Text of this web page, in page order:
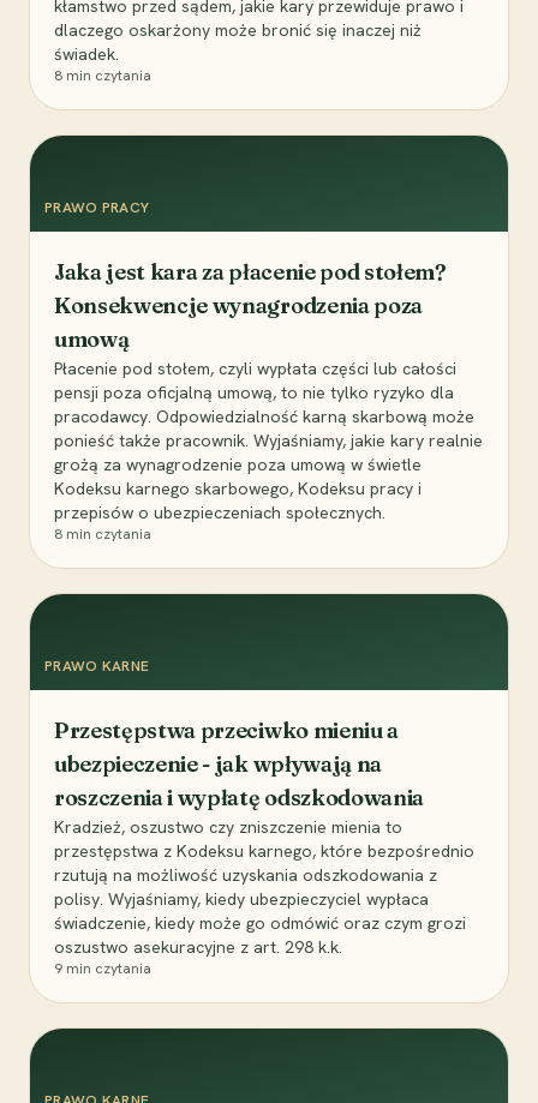
kłamstwo przed sądem, jakie kary przewiduje prawo i
dlaczego oskarżony może bronić się inaczej niż
świadek.
8 min czytania
PRAWO PRACY
Jaka jest kara za płacenie pod stołem?
Konsekwencje wynagrodzenia poza
umową
Płacenie pod stołem, czyli wypłata części lub całości
pensji poza oficjalną umową, to nie tylko ryzyko dla
pracodawcy. Odpowiedzialność karną skarbową może
ponieść także pracownik. Wyjaśniamy, jakie kary realnie
grożą za wynagrodzenie poza umową w świetle
Kodeksu karnego skarbowego, Kodeksu pracy i
przepisów o ubezpieczeniach społecznych.
8 min czytania
PRAWO KARNE
Przestępstwa przeciwko mieniu a
ubezpieczenie - jak wpływają na
roszczenia i wypłatę odszkodowania
Kradzież, oszustwo czy zniszczenie mienia to
przestępstwa z Kodeksu karnego, które bezpośrednio
rzutują na możliwość uzyskania odszkodowania z
polisy. Wyjaśniamy, kiedy ubezpieczyciel wypłaca
świadczenie, kiedy może go odmówić oraz czym grozi
oszustwo asekuracyjne z art. 298 k.k.
9 min czytania